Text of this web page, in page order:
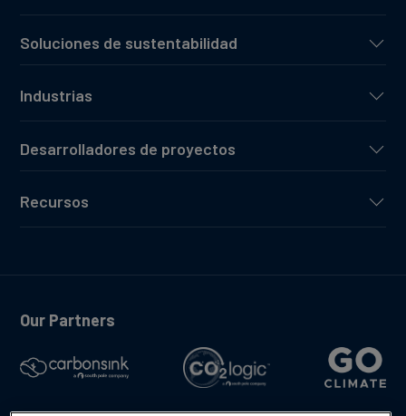
Soluciones de sustentabilidad
Industrias
Desarrolladores de proyectos
Recursos
Our Partners